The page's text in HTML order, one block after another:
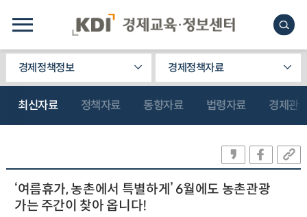
경제정책정보 경제정책자료
최신자료 정책자료 동향자료 법령자료 경제관
‘여름휴가, 농촌에서 특별하게’ 6월에도 농촌관광
가는 주간이 찾아 옵니다!